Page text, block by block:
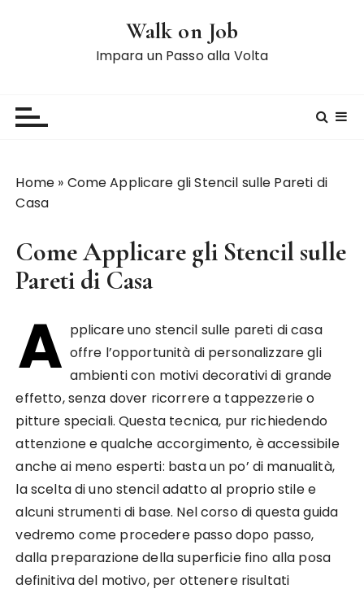
Walk on Job
Impara un Passo alla Volta
Home » Come Applicare gli Stencil sulle Pareti di
Casa
Come Applicare gli Stencil sulle
Pareti di Casa
A pplicare uno stencil sulle pareti di casa
offre l’opportunità di personalizzare gli
ambienti con motivi decorativi di grande
effetto, senza dover ricorrere a tappezzerie o
pitture speciali. Questa tecnica, pur richiedendo
attenzione e qualche accorgimento, è accessibile
anche ai meno esperti: basta un po’ di manualità,
la scelta di uno stencil adatto al proprio stile e
alcuni strumenti di base. Nel corso di questa guida
vedremo come procedere passo dopo passo,
dalla preparazione della superficie fino alla posa
definitiva del motivo, per ottenere risultati